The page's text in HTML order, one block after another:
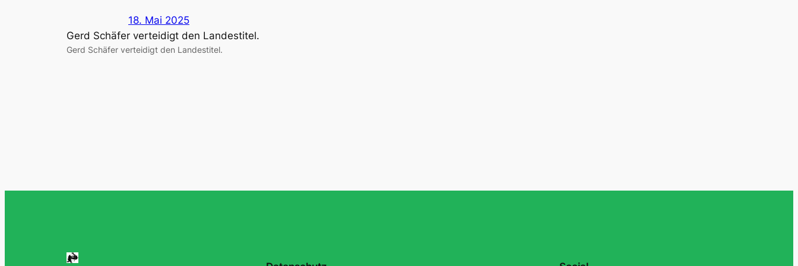
18. Mai 2025
Gerd Schäfer verteidigt den Landestitel.
Gerd Schäfer verteidigt den Landestitel.